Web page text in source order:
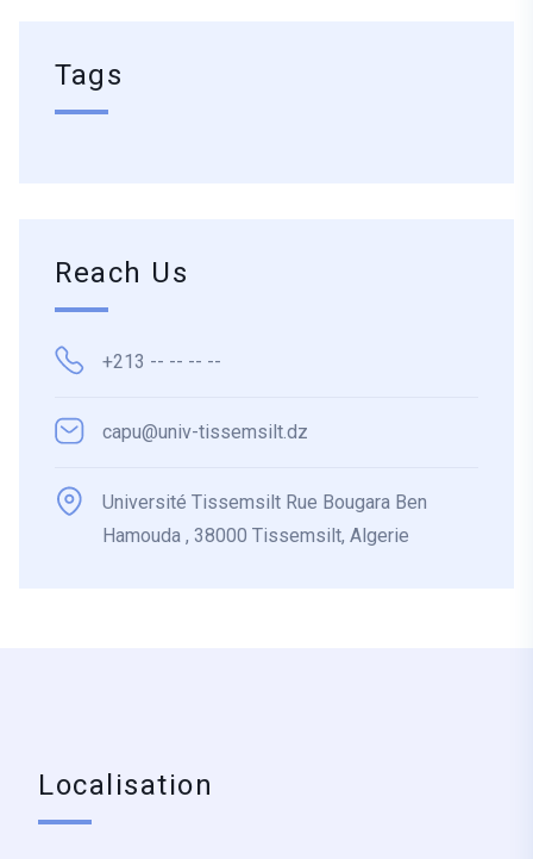
Tags
Reach Us
+213 -- -- -- --
capu@univ-tissemsilt.dz
Université Tissemsilt Rue Bougara Ben
Hamouda , 38000 Tissemsilt, Algerie
Localisation